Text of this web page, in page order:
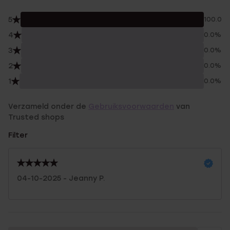
5 100.0%
4 0.0%
3 0.0%
2 0.0%
1 0.0%
Verzameld onder de
van
Trusted shops
Filter
04-10-2025 - Jeanny P.